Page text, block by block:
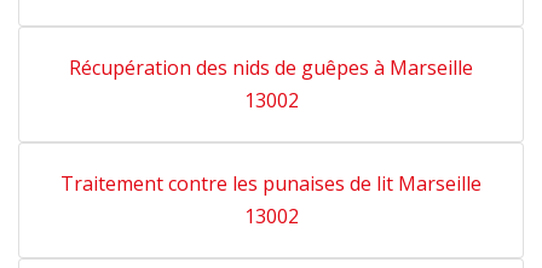
Récupération des nids de guêpes à Marseille
13002
Traitement contre les punaises de lit Marseille
13002